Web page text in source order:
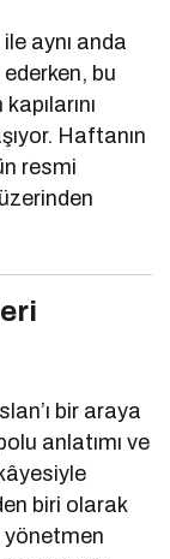
aynı anda
bu
Haftanın
resmi
bir araya
anlatımı ve
biri olarak
yönetmen